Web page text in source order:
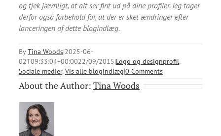
og tjek jævnligt, at alt ser fint ud på dine profiler. Jeg tager
derfor også forbehold for, at der er sket ændringer efter
lanceringen af dette blogindlæg.
ByTina Woods|2025-06-
02T09:33:04+00:0022/09/2015|Logo og designprofil,
Sociale medier,Vis alle blogindlæg|0 Comments
About the Author: Tina Woods